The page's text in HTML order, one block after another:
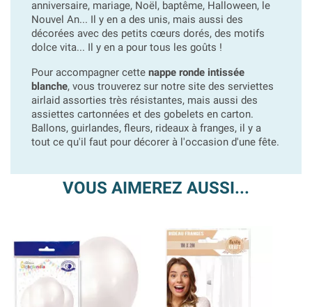
anniversaire, mariage, Noël, baptême, Halloween, le
Nouvel An... Il y en a des unis, mais aussi des
décorées avec des petits cœurs dorés, des motifs
dolce vita... Il y en a pour tous les goûts !
Pour accompagner cette nappe ronde intissée
blanche, vous trouverez sur notre site des serviettes
airlaid assorties très résistantes, mais aussi des
assiettes cartonnées et des gobelets en carton.
Ballons, guirlandes, fleurs, rideaux à franges, il y a
tout ce qu'il faut pour décorer à l'occasion d'une fête.
VOUS AIMEREZ AUSSI...